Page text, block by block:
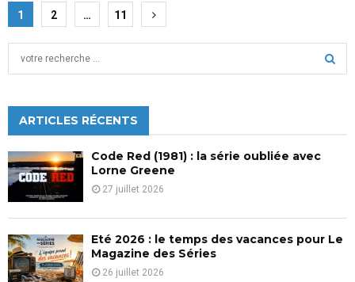
Pagination
des
publications
1 2 … 11
h
f
o
r
:
C
ARTICLES RÉCENTS
Code Red (1981) : la série oubliée avec
Lorne Greene
27 juillet 2026
Eté 2026 : le temps des vacances pour Le
Magazine des Séries
26 juillet 2026